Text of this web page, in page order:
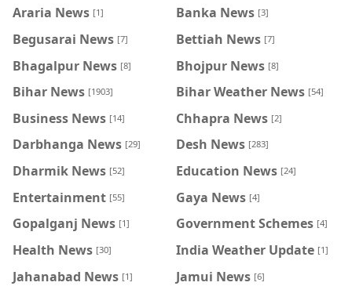
Araria News [1] Banka News [3]
Begusarai News [7] Bettiah News [7]
Bhagalpur News [8] Bhojpur News [8]
Bihar News [1903] Bihar Weather News [54]
Business News [14] Chhapra News [2]
Darbhanga News [29] Desh News [283]
Dharmik News [52] Education News [24]
Entertainment [55] Gaya News [4]
Gopalganj News [1] Government Schemes [4]
Health News [30] India Weather Update [1]
Jahanabad News [1] Jamui News [6]